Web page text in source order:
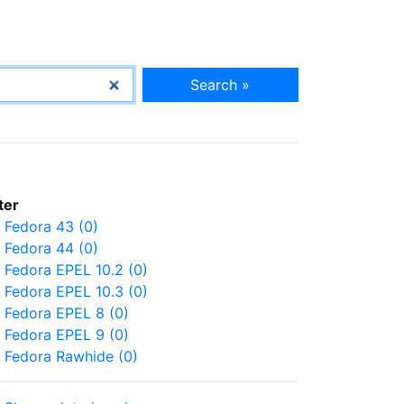
Search »
Fedora 43 (0)
Fedora 44 (0)
Fedora EPEL 10.2 (0)
Fedora EPEL 10.3 (0)
Fedora EPEL 8 (0)
Fedora EPEL 9 (0)
Fedora Rawhide (0)